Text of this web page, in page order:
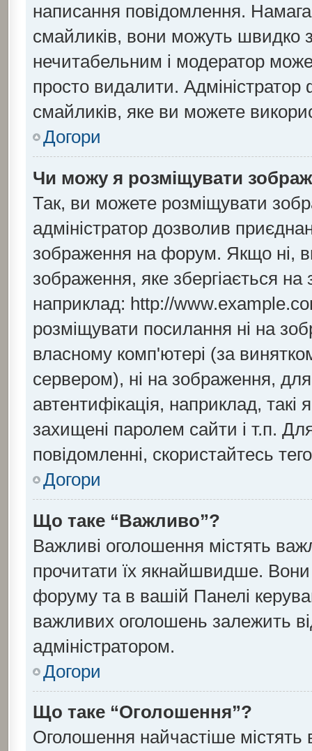
написання повідомлення.
смайликів, вони можуть швидко
нечитабельним і модератор
просто видалити.
смайликів, яке ви можете
Догори
Чи можу я розміщувати
Так, ви можете розміщувати
адміністратор дозволив
зображення на форум. Якщо ні,
зображення, яке збергіається
наприклад: http://
розміщувати посилання ні на
власному комп'ютері (за
сервером), ні на зображення,
автентифікація, наприклад,
захищені паролем сайти і т.п.
повідомленні, скористайтесь
Догори
Що таке “Важливо”?
Важливі оголошення містять
прочитати їх якнайшвидше. Вони
форуму та в вашій Панелі
важливих оголошень залежить
адміністратором.
Догори
Що таке “Оголошення”?
Оголошення найчастіше